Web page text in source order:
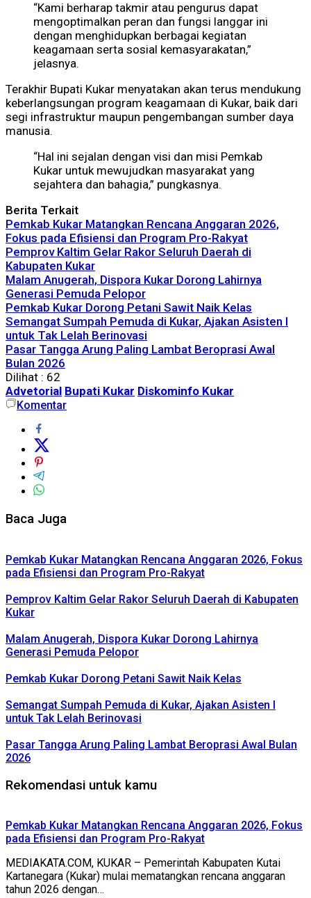
“Kami berharap takmir atau pengurus dapat
mengoptimalkan peran dan fungsi langgar ini
dengan menghidupkan berbagai kegiatan
keagamaan serta sosial kemasyarakatan,”
jelasnya.
Terakhir Bupati Kukar menyatakan akan terus mendukung
keberlangsungan program keagamaan di Kukar, baik dari
segi infrastruktur maupun pengembangan sumber daya
manusia.
“Hal ini sejalan dengan visi dan misi Pemkab
Kukar untuk mewujudkan masyarakat yang
sejahtera dan bahagia,” pungkasnya.
Berita Terkait
Pemkab Kukar Matangkan Rencana Anggaran 2026,
Fokus pada Efisiensi dan Program Pro-Rakyat
Pemprov Kaltim Gelar Rakor Seluruh Daerah di
Kabupaten Kukar
Malam Anugerah, Dispora Kukar Dorong Lahirnya
Generasi Pemuda Pelopor
Pemkab Kukar Dorong Petani Sawit Naik Kelas
Semangat Sumpah Pemuda di Kukar, Ajakan Asisten I
untuk Tak Lelah Berinovasi
Pasar Tangga Arung Paling Lambat Beroprasi Awal
Bulan 2026
Dilihat : 62
Advetorial Bupati Kukar Diskominfo Kukar
Komentar
Baca Juga
Pemkab Kukar Matangkan Rencana Anggaran 2026, Fokus
pada Efisiensi dan Program Pro-Rakyat
Pemprov Kaltim Gelar Rakor Seluruh Daerah di Kabupaten
Kukar
Malam Anugerah, Dispora Kukar Dorong Lahirnya
Generasi Pemuda Pelopor
Pemkab Kukar Dorong Petani Sawit Naik Kelas
Semangat Sumpah Pemuda di Kukar, Ajakan Asisten I
untuk Tak Lelah Berinovasi
Pasar Tangga Arung Paling Lambat Beroprasi Awal Bulan
2026
Rekomendasi untuk kamu
Pemkab Kukar Matangkan Rencana Anggaran 2026, Fokus
pada Efisiensi dan Program Pro-Rakyat
MEDIAKATA.COM, KUKAR – Pemerintah Kabupaten Kutai
Kartanegara (Kukar) mulai mematangkan rencana anggaran
tahun 2026 dengan…